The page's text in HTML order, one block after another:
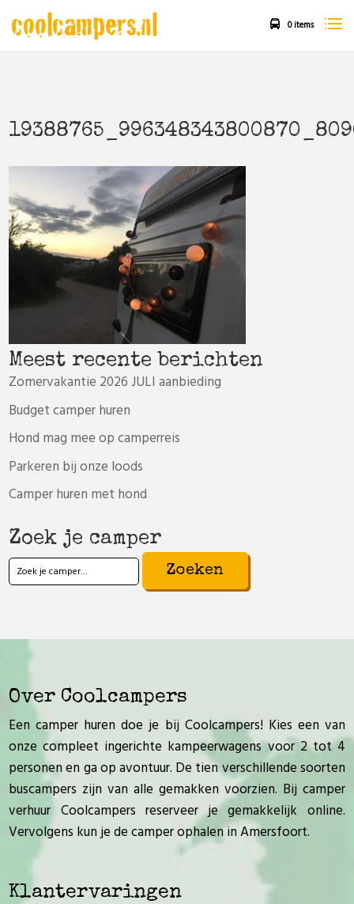
0 items
Meest recente berichten
Zomervakantie 2026 JULI aanbieding
Budget camper huren
Hond mag mee op camperreis
Parkeren bij onze loods
Camper huren met hond
Zoek je camper
Zoeken
naar:
Over Coolcampers
Een camper huren doe je bij Coolcampers! Kies een van
onze compleet ingerichte kampeerwagens voor 2 tot 4
personen en ga op avontuur. De tien verschillende soorten
buscampers zijn van alle gemakken voorzien. Bij camper
verhuur Coolcampers reserveer je gemakkelijk online.
Vervolgens kun je de camper ophalen in Amersfoort.
Klantervaringen